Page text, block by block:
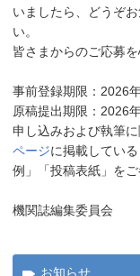
いましたら、どうぞ
い。
皆さまからのご応募
事前登録期限：2026
原稿提出期限：2026
申し込みおよび執筆に
ページに掲載してい
例」「投稿表紙」をご
機関誌編集委員会
お知らせ